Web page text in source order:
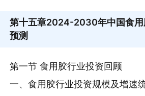
第十五章2024-2030年中国食用
预测
第一节 食用胶行业投资回顾
一、食用胶行业投资规模及增速